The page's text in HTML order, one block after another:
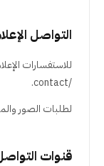
التواصل
/contact.
لطلبات الصور
قنوات